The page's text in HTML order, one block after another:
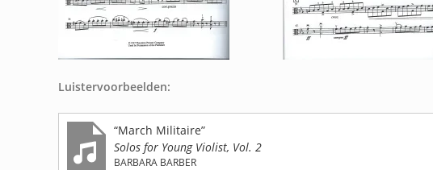
Luistervoorbeelden:
“March Militaire”
Solos for Young Violist, Vol. 2
BARBARA BARBER